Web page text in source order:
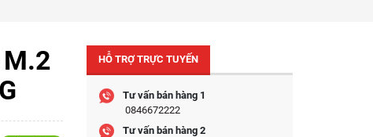
M.2
HỖ TRỢ TRỰC TUYẾN
Tư vấn bán hàng 1
0846672222
Tư vấn bán hàng 2